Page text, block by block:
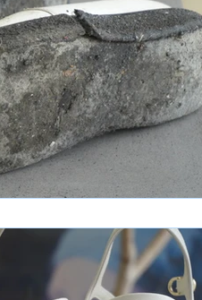
george cox hermes